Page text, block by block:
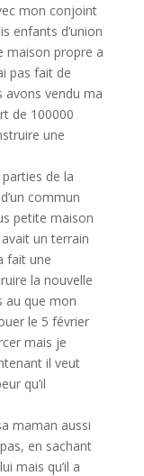
mon conjoint
enfants d’union
maison propre a
pas fait de
avons vendu ma
de 100000
une
de la
commun
petite maison
un terrain
fait une
la nouvelle
au que mon
le 5 février
mais je
il veut
qu’il
maman aussi
en sachant
mais qu’il a